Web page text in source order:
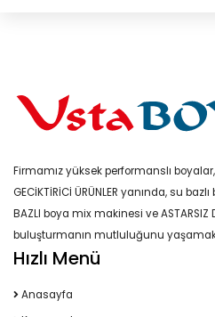
Firmamız yüksek performanslı
GECİKTİRİCİ ÜRÜNLER yanında, su
BAZLI boya mix makinesi ve ASTARSIZ
buluşturmanın mutluluğunu
Hızlı Menü
Anasayfa